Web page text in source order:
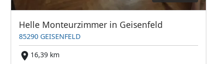
Helle Monteurzimmer in Geisenfeld
85290 GEISENFELD
16,39 km